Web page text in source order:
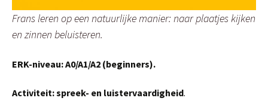
Frans leren op een natuurlijke manier: naar plaatjes kijken
en zinnen beluisteren.
ERK-niveau: A0/A1/A2 (beginners).
Activiteit: spreek- en luistervaardigheid.